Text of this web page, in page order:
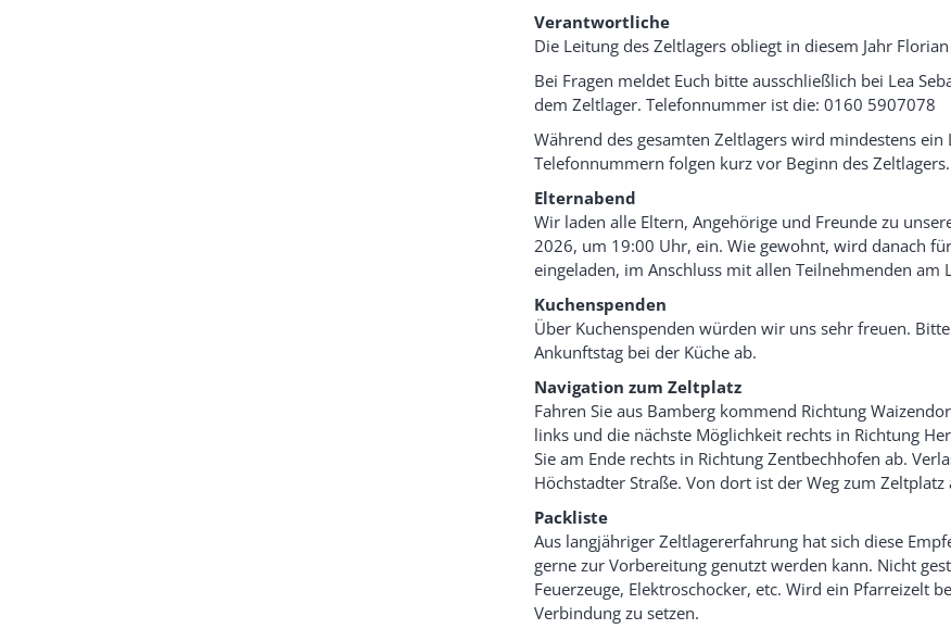
Verantwortliche
Die Leitung des Zeltlagers obliegt in diesem Jahr
Bei Fragen meldet Euch bitte ausschließlich bei Lea
dem Zeltlager. Telefonnummer ist die: 0160 5907078
Während des gesamten Zeltlagers wird mindestens
Telefonnummern folgen kurz vor Beginn des Zeltlagers.
Elternabend
Wir laden alle Eltern, Angehörige und Freunde zu
2026, um 19:00 Uhr, ein. Wie gewohnt, wird danach
eingeladen, im Anschluss mit allen Teilnehmenden am
Kuchenspenden
Über Kuchenspenden würden wir uns sehr freuen.
Ankunftstag bei der Küche ab.
Navigation zum Zeltplatz
Fahren Sie aus Bamberg kommend Richtung
links und die nächste Möglichkeit rechts in Richtung
Sie am Ende rechts in Richtung Zentbechhofen ab.
Höchstadter Straße. Von dort ist der Weg zum Zeltplatz
Packliste
Aus langjähriger Zeltlagererfahrung hat sich diese
gerne zur Vorbereitung genutzt werden kann. Nicht
Feuerzeuge, Elektroschocker, etc. Wird ein Pfarreizelt
Verbindung zu setzen.